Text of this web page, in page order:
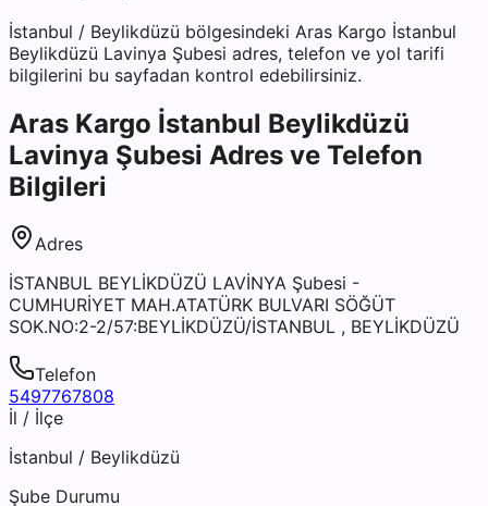
İstanbul / Beylikdüzü bölgesindeki Aras Kargo İstanbul
Beylikdüzü Lavinya Şubesi adres, telefon ve yol tarifi
bilgilerini bu sayfadan kontrol edebilirsiniz.
Aras Kargo İstanbul Beylikdüzü
Lavinya Şubesi Adres ve Telefon
Bilgileri
Adres
İSTANBUL BEYLİKDÜZÜ LAVİNYA Şubesi -
CUMHURİYET MAH.ATATÜRK BULVARI SÖĞÜT
SOK.NO:2-2/57:BEYLİKDÜZÜ/İSTANBUL , BEYLİKDÜZÜ
Telefon
5497767808
İl / İlçe
İstanbul / Beylikdüzü
Şube Durumu